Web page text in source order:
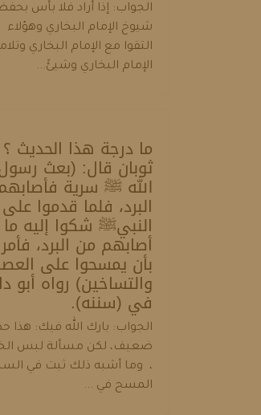
الجواب: إذا أراد فلا بأس
شيوخ الإمام البخاري وهؤلاء
التقوا مع الإمام البخاري
الإمام البخاري وشيئً...
ما درجة هذا الحديث
ثوبان قال: (بعث
الله ﷺ سرية
البرد، فلما قدموا على
النبيﷺ شكوا إليه ما
أصابهم من البرد،
بأن يمسحوا على
والتساخين) رواه أبو
في (سننه).
الجواب: بارك الله فيك: هذا
ضعيف، لكن مسألة لبس
، وما أشبه ذلك ثبت في
المسح في ...